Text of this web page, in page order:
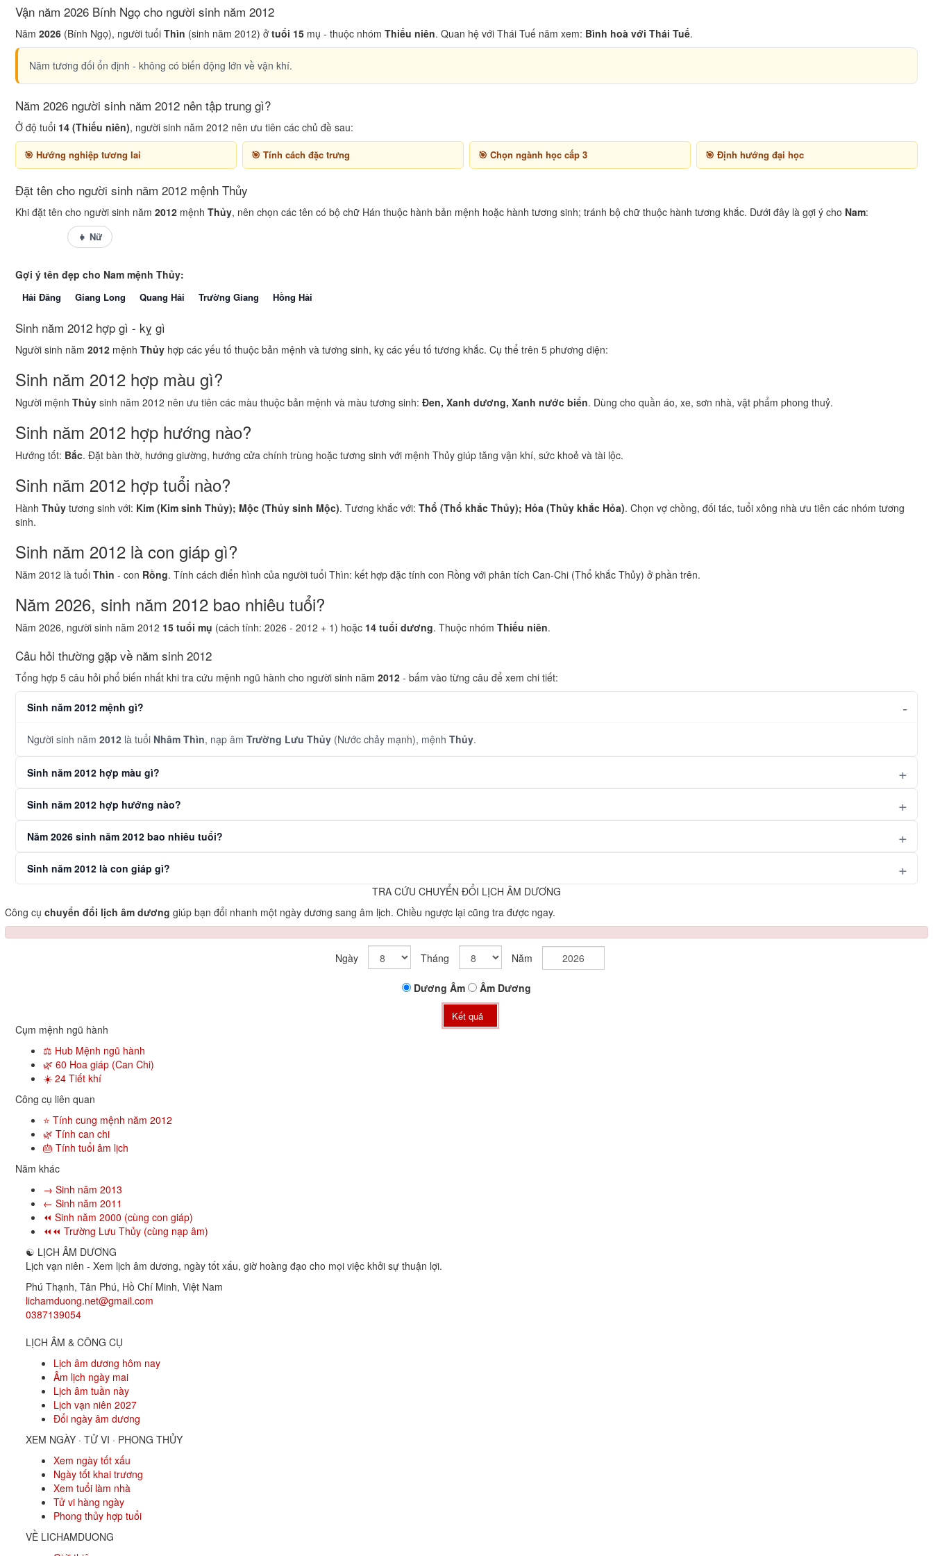
Vận năm 2026 Bính Ngọ cho người sinh năm 2012
Năm 2026 (Bính Ngọ), người tuổi Thìn (sinh năm 2012) ở tuổi 15 mụ - thuộc nhóm Thiếu niên. Quan hệ với Thái Tuế năm xem: Bình hoà với Thái Tuế.
Năm tương đối ổn định - không có biến động lớn về vận khí.
Năm 2026 người sinh năm 2012 nên tập trung gì?
Ở độ tuổi 14 (Thiếu niên), người sinh năm 2012 nên ưu tiên các chủ đề sau:
Hướng nghiệp tương lai Tính cách đặc trưng Chọn ngành học cấp 3 Định hướng đại học
Đặt tên cho người sinh năm 2012 mệnh Thủy
Khi đặt tên cho người sinh năm 2012 mệnh Thủy, nên chọn các tên có bộ chữ Hán thuộc hành bản mệnh hoặc hành tương sinh; tránh bộ chữ thuộc hành tương khắc. Dưới đây là gợi ý cho Nam:
👧 Nữ
Gợi ý tên đẹp cho Nam mệnh Thủy:
Hải Đăng Giang Long Quang Hải Trường Giang Hồng Hải
Sinh năm 2012 hợp gì - kỵ gì
Người sinh năm 2012 mệnh Thủy hợp các yếu tố thuộc bản mệnh và tương sinh, kỵ các yếu tố tương khắc. Cụ thể trên 5 phương diện:
Sinh năm 2012 hợp màu gì?
Người mệnh Thủy sinh năm 2012 nên ưu tiên các màu thuộc bản mệnh và màu tương sinh: Đen, Xanh dương, Xanh nước biển. Dùng cho quần áo, xe, sơn nhà, vật phẩm phong thuỷ.
Sinh năm 2012 hợp hướng nào?
Hướng tốt: Bắc. Đặt bàn thờ, hướng giường, hướng cửa chính trùng hoặc tương sinh với mệnh Thủy giúp tăng vận khí, sức khoẻ và tài lộc.
Sinh năm 2012 hợp tuổi nào?
Hành Thủy tương sinh với: Kim (Kim sinh Thủy); Mộc (Thủy sinh Mộc). Tương khắc với: Thổ (Thổ khắc Thủy); Hỏa (Thủy khắc Hỏa). Chọn vợ chồng, đối tác, tuổi xông nhà ưu tiên các nhóm tương
sinh.
Sinh năm 2012 là con giáp gì?
Năm 2012 là tuổi Thìn - con Rồng. Tính cách điển hình của người tuổi Thìn: kết hợp đặc tính con Rồng với phân tích Can-Chi (Thổ khắc Thủy) ở phần trên.
Năm 2026, sinh năm 2012 bao nhiêu tuổi?
Năm 2026, người sinh năm 2012 15 tuổi mụ (cách tính: 2026 - 2012 + 1) hoặc 14 tuổi dương. Thuộc nhóm Thiếu niên.
Câu hỏi thường gặp về năm sinh 2012
Tổng hợp 5 câu hỏi phổ biến nhất khi tra cứu mệnh ngũ hành cho người sinh năm 2012 - bấm vào từng câu để xem chi tiết:
Sinh năm 2012 mệnh gì?
Người sinh năm 2012 là tuổi Nhâm Thìn, nạp âm Trường Lưu Thủy (Nước chảy mạnh), mệnh Thủy.
Sinh năm 2012 hợp màu gì?
Sinh năm 2012 hợp hướng nào?
Năm 2026 sinh năm 2012 bao nhiêu tuổi?
Sinh năm 2012 là con giáp gì?
TRA CỨU CHUYỂN ĐỔI LỊCH ÂM DƯƠNG
Công cụ chuyển đổi lịch âm dương giúp bạn đổi nhanh một ngày dương sang âm lịch. Chiều ngược lại cũng tra được ngay.
Ngày Tháng Năm
Dương Âm Âm Dương
Kết quả
Cụm mệnh ngũ hành
⚖️ Hub Mệnh ngũ hành
🌿 60 Hoa giáp (Can Chi)
☀️ 24 Tiết khí
Công cụ liên quan
⭐ Tính cung mệnh năm 2012
🌿 Tính can chi
🎂 Tính tuổi âm lịch
Năm khác
→ Sinh năm 2013
← Sinh năm 2011
⏪ Sinh năm 2000 (cùng con giáp)
⏪⏪ Trường Lưu Thủy (cùng nạp âm)
☯ LỊCH ÂM DƯƠNG
Lịch vạn niên - Xem lịch âm dương, ngày tốt xấu, giờ hoàng đạo cho mọi việc khởi sự thuận lợi.
Phú Thạnh, Tân Phú, Hồ Chí Minh, Việt Nam
lichamduong.net@gmail.com
0387139054
LỊCH ÂM & CÔNG CỤ
Lịch âm dương hôm nay
Âm lịch ngày mai
Lịch âm tuần này
Lịch vạn niên 2027
Đổi ngày âm dương
XEM NGÀY · TỬ VI · PHONG THỦY
Xem ngày tốt xấu
Ngày tốt khai trương
Xem tuổi làm nhà
Tử vi hàng ngày
Phong thủy hợp tuổi
VỀ LICHAMDUONG